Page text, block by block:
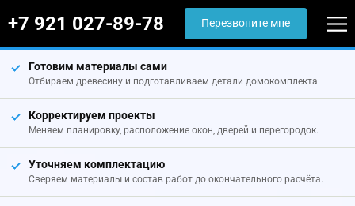
+7 921 027-89-78 Перезвоните мне
Готовим материалы сами
Отбираем древесину и подготавливаем детали домокомплекта.
Корректируем проекты
Меняем планировку, расположение окон, дверей и перегородок.
Уточняем комплектацию
Сверяем материалы и состав работ до окончательного расчёта.